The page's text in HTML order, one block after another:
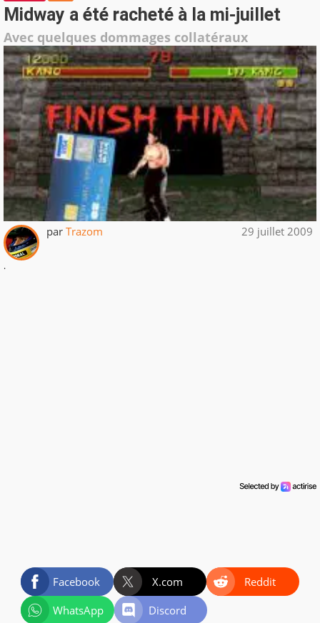
Midway a été racheté à la mi-juillet
Avec quelques dommages collatéraux
par Trazom 29 juillet 2009
.
Facebook X.com
Reddit
WhatsApp
Discord